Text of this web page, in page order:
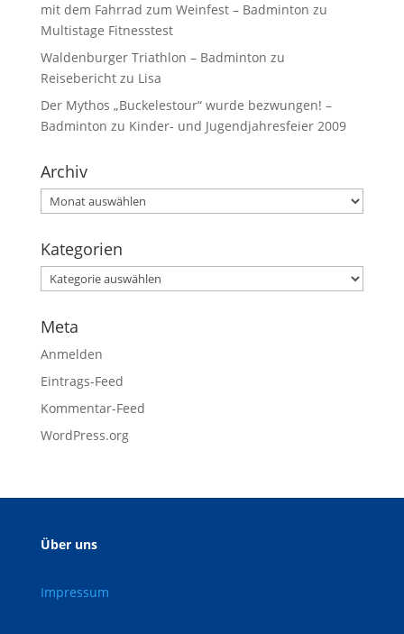
mit dem Fahrrad zum Weinfest – Badminton zu
Multistage Fitnesstest
Waldenburger Triathlon – Badminton zu
Reisebericht zu Lisa
Der Mythos „Buckelestour“ wurde bezwungen! –
Badminton zu Kinder- und Jugendjahresfeier 2009
Archiv
Kategorien
Meta
Anmelden
Eintrags-Feed
Kommentar-Feed
WordPress.org
Über uns
Impressum